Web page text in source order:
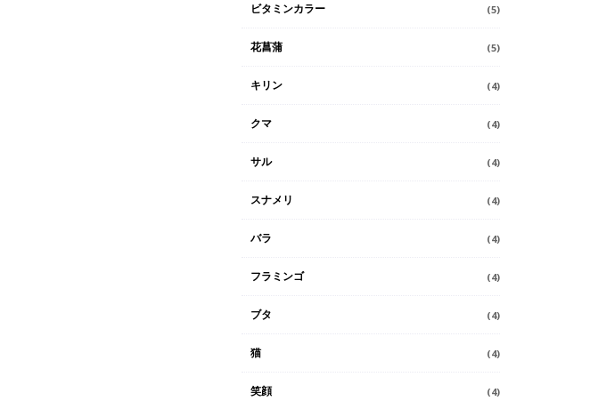
ビタミンカラー (5)
花菖蒲 (5)
キリン (4)
クマ (4)
サル (4)
スナメリ (4)
バラ (4)
フラミンゴ (4)
ブタ (4)
猫 (4)
笑顔 (4)